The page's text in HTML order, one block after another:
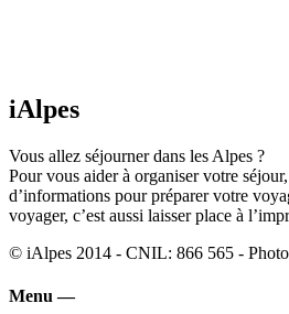
iAlpes
Vous allez séjourner dans les Alpes ?
Pour vous aider à organiser votre
d’informations pour préparer votre
voyager, c’est aussi laisser place à
© iAlpes 2014 - CNIL: 866 565 -
Menu —